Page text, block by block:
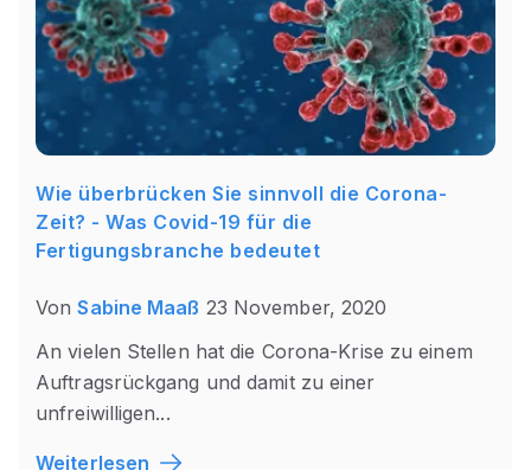
Wie überbrücken Sie sinnvoll die Corona-
Zeit? - Was Covid-19 für die
Fertigungsbranche bedeutet
Von Sabine Maaß 23 November, 2020
An vielen Stellen hat die Corona-Krise zu einem
Auftragsrückgang und damit zu einer
unfreiwilligen...
Weiterlesen